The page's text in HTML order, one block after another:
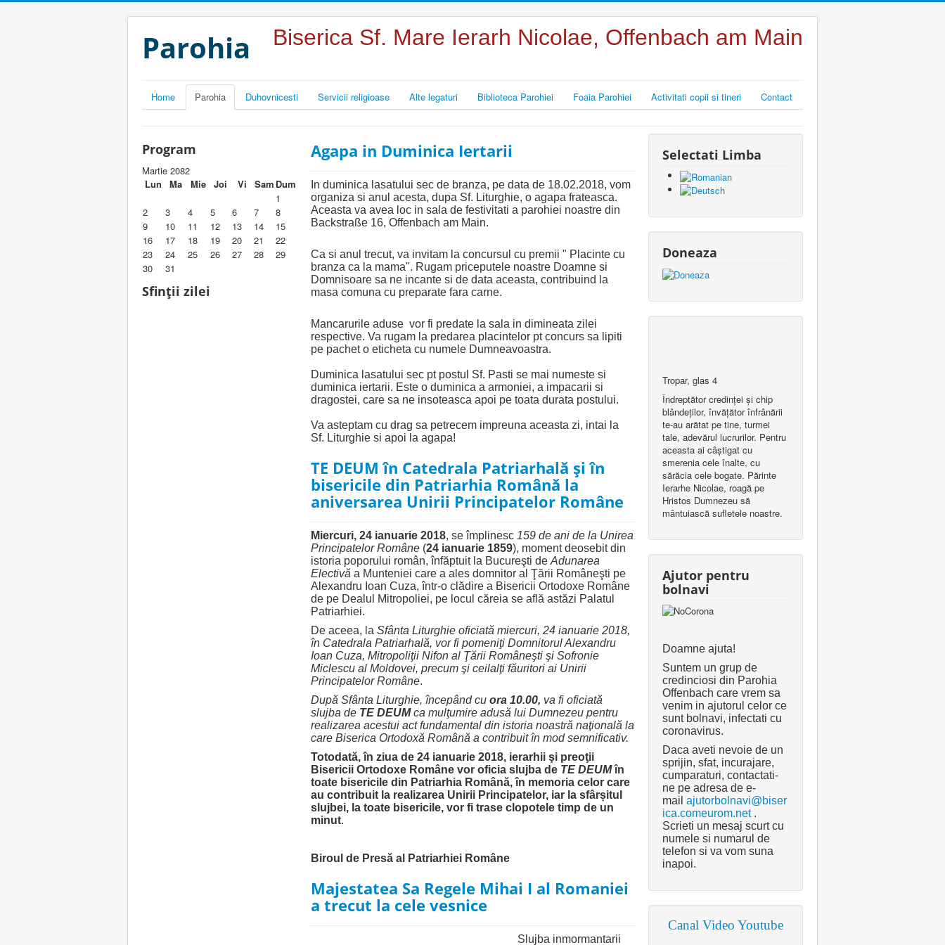
Parohia Biserica Sf. Mare Ierarh Nicolae, Offenbach am Main
Home Parohia Duhovnicesti Servicii religioase Alte legaturi Biblioteca Parohiei Foaia Parohiei Activitati copii si tineri Contact
Program
Martie 2082
Lun
Ma Mie Joi Vi Sam Dum
1
2
3 4 5 6 7
8
9
10 11 12 13 14
15
16
17 18 19 20 21
22
23
24 25 26 27 28
29
30
31
Sfinții zilei
Agapa in Duminica Iertarii
In duminica lasatului sec de branza, pe data de 18.02.2018, vom
organiza si anul acesta, dupa Sf. Liturghie, o agapa frateasca.
Aceasta va avea loc in sala de festivitati a parohiei noastre din
Backstraße 16, Offenbach am Main.
Ca si anul trecut, va invitam la concursul cu premii " Placinte cu
branza ca la mama". Rugam priceputele noastre Doamne si
Domnisoare sa ne incante si de data aceasta, contribuind la
masa comuna cu preparate fara carne.
Mancarurile aduse vor fi predate la sala in dimineata zilei
respective. Va rugam la predarea placintelor pt concurs sa lipiti
pe pachet o eticheta cu numele Dumneavoastra.
Duminica lasatului sec pt postul Sf. Pasti se mai numeste si
duminica iertarii. Este o duminica a armoniei, a impacarii si
dragostei, care sa ne insoteasca apoi pe toata durata postului.
Va asteptam cu drag sa petrecem impreuna aceasta zi, intai la
Sf. Liturghie si apoi la agapa!
TE DEUM în Catedrala Patriarhală şi în
bisericile din Patriarhia Română la
aniversarea Unirii Principatelor Române
Miercuri, 24 ianuarie 2018, se împlinesc 159 de ani de la Unirea
Principatelor Române (24 ianuarie 1859), moment deosebit din
istoria poporului român, înfăptuit la Bucureşti de Adunarea
Electivă a Munteniei care a ales domnitor al Ţării Româneşti pe
Alexandru Ioan Cuza, într-o clădire a Bisericii Ortodoxe Române
de pe Dealul Mitropoliei, pe locul căreia se află astăzi Palatul
Patriarhiei.
De aceea, la Sfânta Liturghie oficiată miercuri, 24 ianuarie 2018,
în Catedrala Patriarhală, vor fi pomeniţi Domnitorul Alexandru
Ioan Cuza, Mitropoliţii Nifon al Ţării Româneşti şi Sofronie
Miclescu al Moldovei, precum şi ceilalţi făuritori ai Unirii
Principatelor Române.
După Sfânta Liturghie, începând cu ora 10.00, va fi oficiată
slujba de TE DEUMca mulţumire adusă lui Dumnezeu pentru
realizarea acestui act fundamental din istoria noastră naţională la
care Biserica Ortodoxă Română a contribuit în mod semnificativ.
Totodată, în ziua de 24 ianuarie 2018, ierarhii şi preoţii
Bisericii Ortodoxe Române vor oficia slujba de TE DEUMîn
toate bisericile din Patriarhia Română, în memoria celor care
au contribuit la realizarea Unirii Principatelor, iar la sfârșitul
slujbei, la toate bisericile, vor fi trase clopotele timp de un
minut.
Biroul de Presă al Patriarhiei Române
Majestatea Sa Regele Mihai I al Romaniei
a trecut la cele vesnice
Slujba inmormantarii
Selectati Limba
Doneaza
Tropar, glas 4
Îndreptător credinţei şi chip
blândeţilor, învăţător înfrânării
te-au arătat pe tine, turmei
tale, adevărul lucrurilor. Pentru
aceasta ai câştigat cu
smerenia cele înalte, cu
sărăcia cele bogate. Părinte
Ierarhe Nicolae, roagă pe
Hristos Dumnezeu să
mântuiască sufletele noastre.
Ajutor pentru
bolnavi
Doamne ajuta!
Suntem un grup de
credinciosi din Parohia
Offenbach care vrem sa
venim in ajutorul celor ce
sunt bolnavi, infectati cu
coronavirus.
Daca aveti nevoie de un
sprijin, sfat, incurajare,
cumparaturi, contactati-
ne pe adresa de e-
mail ajutorbolnavi@biser
ica.comeurom.net.
Scrieti un mesaj scurt cu
numele si numarul de
telefon si va vom suna
inapoi.
Canal Video Youtube